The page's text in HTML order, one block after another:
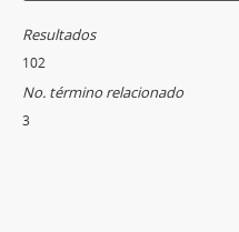
Resultados
102
No. término relacionado
3